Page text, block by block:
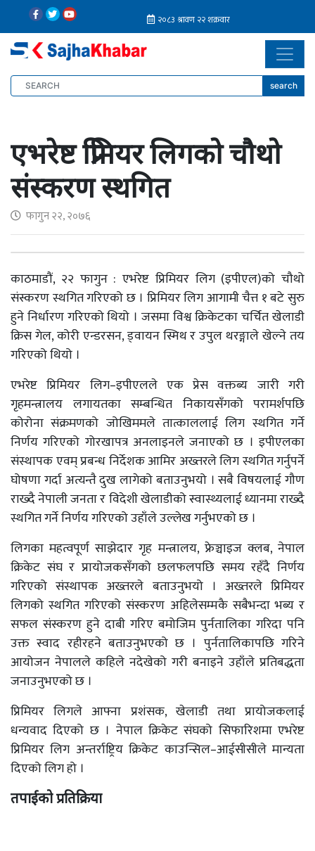
search
एभरेष्ट प्रिमियर लिगको चौथो
संस्करण स्थगित
फागुन २२, २०७६
काठमाडौं, २२ फागुन : एभरेष्ट प्रिमियर लिग (इपीएल)को चौथो
संस्करण स्थगित गरिएको छ । प्रिमियर लिग आगामी चैत्त १ बटे सुरु
हुने निर्धारण गरिएको थियो । जसमा विश्व क्रिकेटका चर्चित खेलाडी
क्रिस गेल, कोरी एन्डरसन, ड्वायन स्मिथ र उपुल थरङ्गाले खेल्ने तय
गरिएको थियो ।
एभरेष्ट प्रिमियर लिग–इपीएलले एक प्रेस वक्तब्य जारी गरी
गृहमन्त्रालय लगायतका सम्बन्धित निकायसँगको परामर्शपछि
कोरोना संक्रमणको जोखिममले तात्काललाई लिग स्थगित गर्ने
निर्णय गरिएको गोरखापत्र अनलाइनले जनाएको छ । इपीएलका
संस्थापक एवम् प्रबन्ध निर्देशक आमिर अख्तरले लिग स्थगित गर्नुपर्ने
घोषणा गर्दा अत्यन्तै दुख लागेको बताउनुभयो । सबै विषयलाई गौण
राख्दै नेपाली जनता र विदेशी खेलाडीको स्वास्थ्यलाई ध्यानमा राख्दै
स्थगित गर्ने निर्णय गरिएको उहाँले उल्लेख गर्नुभएको छ ।
लिगका महत्वपूर्ण साझेदार गृह मन्त्रालय, फ्रेञ्चाइज क्लब, नेपाल
क्रिकेट संघ र प्रायोजकसँगको छलफलपछि समय रहँदै निर्णय
गरिएको संस्थापक अख्तरले बताउनुभयो । अख्तरले प्रिमियर
लिगको स्थगित गरिएको संस्करण अहिलेसम्मकै सबैभन्दा भब्य र
सफल संस्करण हुने दाबी गरिए बमोजिम पुर्नतालिका गरिदा पनि
उक्त स्वाद रहीरहने बताउनुभएको छ । पुर्नतालिकापछि गरिने
आयोजन नेपालले कहिले नदेखेको गरी बनाइने उहाँले प्रतिबद्धता
जनाउनुभएको छ ।
प्रिमियर लिगले आफ्ना प्रशंसक, खेलाडी तथा प्रायोजकलाई
धन्यवाद दिएको छ । नेपाल क्रिकेट संघको सिफारिशमा एभरेष्ट
प्रिमियर लिग अन्तर्राष्ट्रिय क्रिकेट काउन्सिल–आईसीसीले मान्यता
दिएको लिग हो ।
तपाईको प्रतिक्रिया